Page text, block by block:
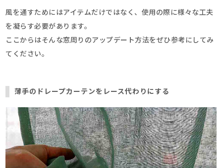
風を通すためにはアイテムだけではなく、使用の際に様々な工夫
を凝らす必要があります。
ここからはそんな窓周りのアップデート方法をぜひ参考にしてみ
てください。
薄手のドレープカーテンをレース代わりにする